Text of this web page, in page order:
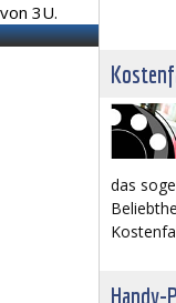
3U.
das
Handy-